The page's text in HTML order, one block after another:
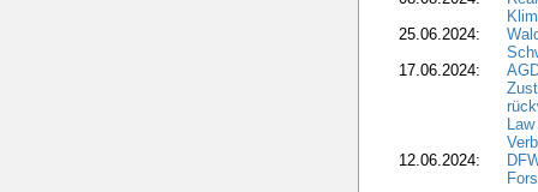
25.06.2024:
17.06.2024:
12.06.2024: